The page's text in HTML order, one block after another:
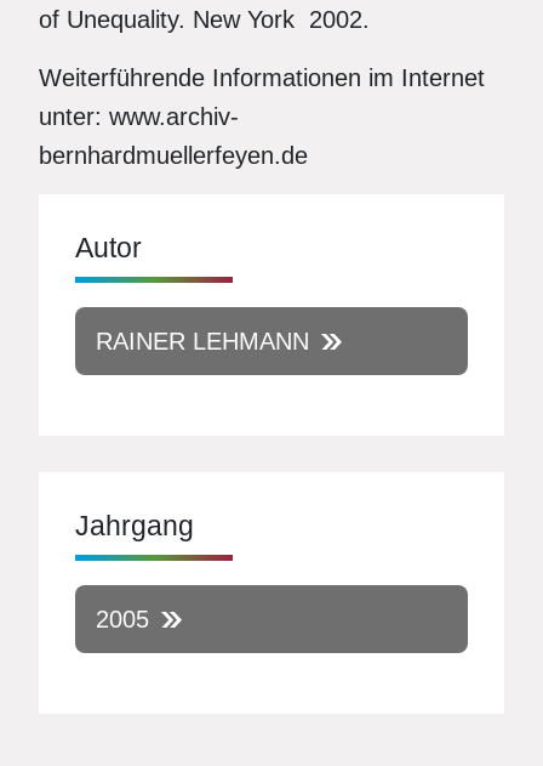
of Unequality. New York 2002.
Weiterführende Informationen im Internet
unter: www.archiv-
bernhardmuellerfeyen.de
Autor
RAINER LEHMANN
Jahrgang
2005